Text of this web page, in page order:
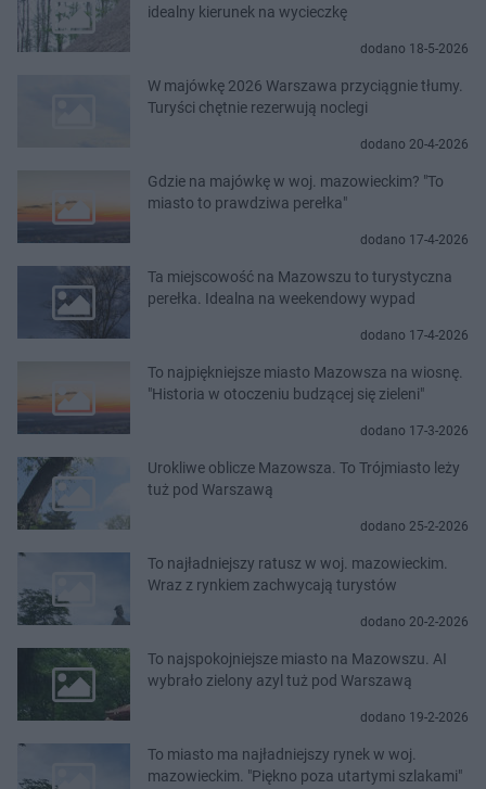
idealny kierunek na wycieczkę
dodano 18-5-2026
W majówkę 2026 Warszawa przyciągnie tłumy.
Turyści chętnie rezerwują noclegi
dodano 20-4-2026
Gdzie na majówkę w woj. mazowieckim? "To
miasto to prawdziwa perełka"
dodano 17-4-2026
Ta miejscowość na Mazowszu to turystyczna
perełka. Idealna na weekendowy wypad
dodano 17-4-2026
To najpiękniejsze miasto Mazowsza na wiosnę.
"Historia w otoczeniu budzącej się zieleni"
dodano 17-3-2026
Urokliwe oblicze Mazowsza. To Trójmiasto leży
tuż pod Warszawą
dodano 25-2-2026
To najładniejszy ratusz w woj. mazowieckim.
Wraz z rynkiem zachwycają turystów
dodano 20-2-2026
To najspokojniejsze miasto na Mazowszu. AI
wybrało zielony azyl tuż pod Warszawą
dodano 19-2-2026
To miasto ma najładniejszy rynek w woj.
mazowieckim. "Piękno poza utartymi szlakami"